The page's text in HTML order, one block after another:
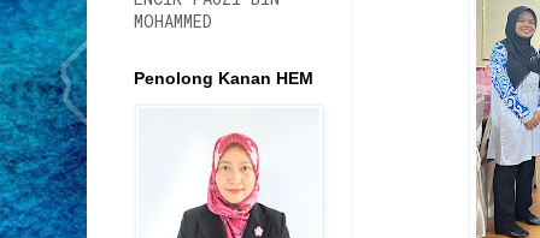
MOHAMMED
Penolong Kanan HEM